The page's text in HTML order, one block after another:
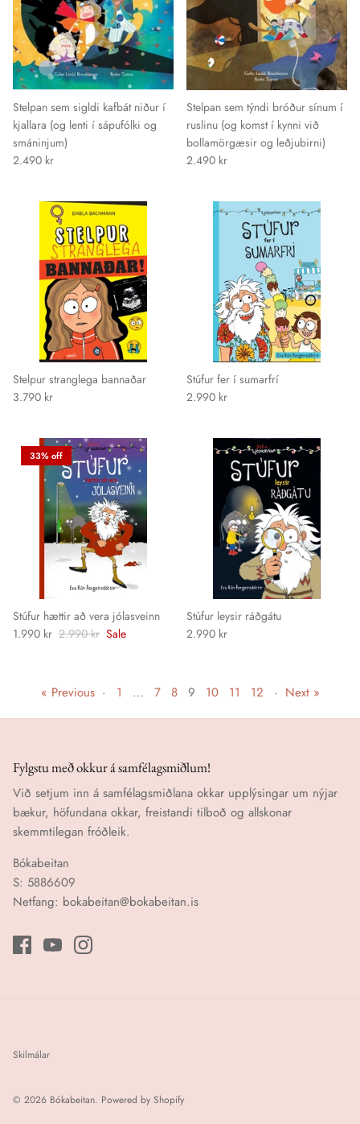
Stelpan sem sigldi kafbát niður í
kjallara (og lenti í sápufólki og
smáninjum)
2.490 kr
Stelpan sem týndi bróður sínum í
ruslinu (og komst í kynni við
bollamörgæsir og leðjubirni)
2.490 kr
Stelpur stranglega bannaðar
3.790 kr
Stúfur fer í sumarfrí
2.990 kr
33% off
Stúfur hættir að vera jólasveinn
1.990 kr 2.990 kr Sale
Stúfur leysir ráðgátu
2.990 kr
« Previous · 1 … 7 8 9 10 11 12 · Next »
Fylgstu með okkur á samfélagsmiðlum!
Við setjum inn á samfélagsmiðlana okkar upplýsingar um nýjar
bækur, höfundana okkar, freistandi tilboð og allskonar
skemmtilegan fróðleik.
Bókabeitan
S: 5886609
Netfang: bokabeitan@bokabeitan.is
Skilmálar
© 2026 Bókabeitan. Powered by Shopify